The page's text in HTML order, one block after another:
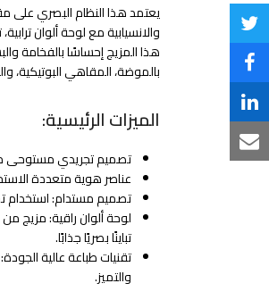
يعتمد هذا النظام البصري على
والانسيابية مع لوحة ألوان
هذا المزيج إحساسًا بالفخامة
بالموضة، المقاهي البوتيكية،
الميزات الرئيسية:
تصميم تجريدي مستوحى من
عناصر هوية متعددة
تصميم مستدام: استخدام
لوحة ألوان راقية: مزيج
تباينًا بصريًا جذابًا.
تقنيات طباعة عالية
والتميز.
Share
on
Twitter
Share
on
Facebook
Share
on
Share